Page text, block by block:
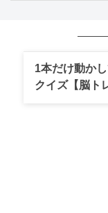
1本だけ動か
クイズ【脳ト